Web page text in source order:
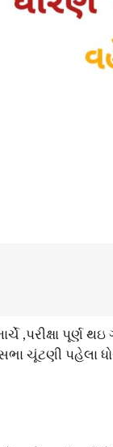
,પરીક્ષા
ચૂંટણી પહેલા